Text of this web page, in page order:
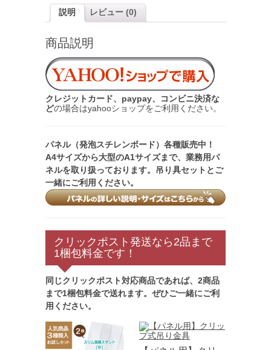
説明 レビュー (0)
商品説明
クレジットカード、paypay、コンビニ決済な
どの場合はyahooショップをご利用ください。
パネル（発泡スチレンボード）各種販売中！
A4サイズから大型のA1サイズまで、業務用パ
ネルを取り扱っております。吊り具セットとご
一緒にご利用ください。
クリックポスト発送なら2品まで
1梱包料金です！
同じクリックポスト対応商品であれば、2商品
まで1梱包料金で送れます。ぜひご一緒にご利
用ください。